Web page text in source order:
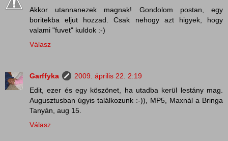
Akkor utannanezek magnak! Gondolom postan, egy
boritekba eljut hozzad. Csak nehogy azt higyek, hogy
valami "fuvet" kuldok :-)
Válasz
Garffyka
2009. április 22. 2:19
Edit, ezer és egy köszönet, ha utadba kerül lestány mag.
Augusztusban úgyis találkozunk :-)), MP5, Maxnál a Bringa
Tanyán, aug 15.
Válasz